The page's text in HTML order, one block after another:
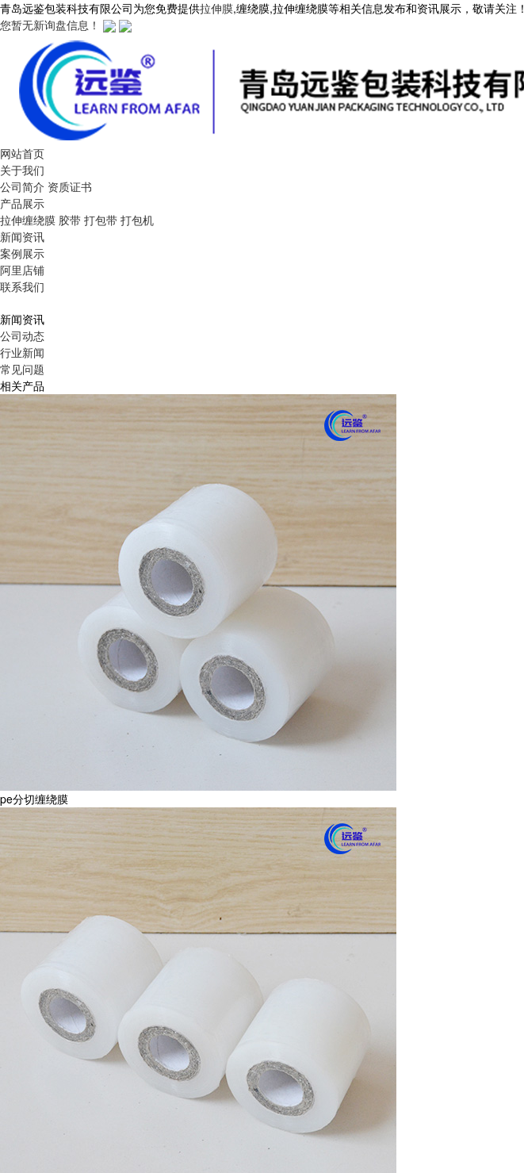
青岛远鉴包装科技有限公司为您免费提供拉伸膜,缠绕膜,拉伸缠绕膜等相关信息发布和资讯展示，敬请关注！
您暂无新询盘信息！
网站首页
关于我们
公司简介 资质证书
产品展示
拉伸缠绕膜 胶带 打包带 打包机
新闻资讯
案例展示
阿里店铺
联系我们
新闻资讯
公司动态
行业新闻
常见问题
相关产品
pe分切缠绕膜